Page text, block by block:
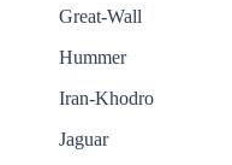
Great-Wall
Hummer
Iran-Khodro
Jaguar